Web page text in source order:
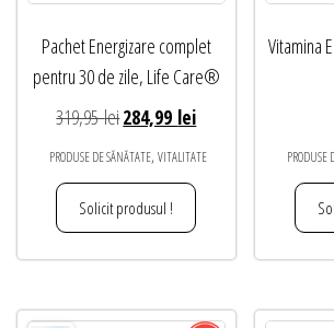
Pachet Energizare complet
pentru 30 de zile, Life Care®
319,95leiPrețul
inițial
a
fost:
319,95 lei.
284,99 leiPrețul
curent
PRODUSE DE SĂNĂTATE, VITALITATE
Solicit produsul !
Vitamina
PRODUSE